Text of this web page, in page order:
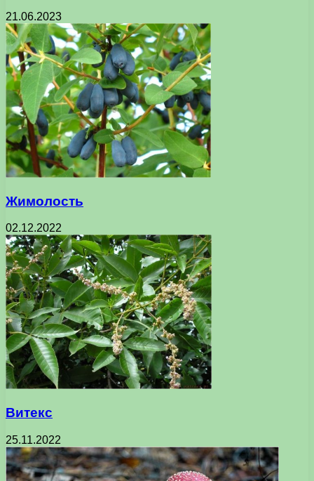
21.06.2023
Жимолость
02.12.2022
Витекс
25.11.2022